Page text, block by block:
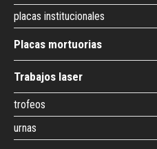
placas institucionales
placas mortuorias
trabajos laser
trofeos
urnas